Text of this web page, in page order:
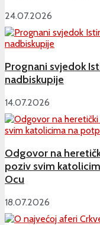
24.07.2026
Prognani svjedok
nadbiskupije
14.07.2026
Odgovor na
poziv svim
Ocu
18.07.2026